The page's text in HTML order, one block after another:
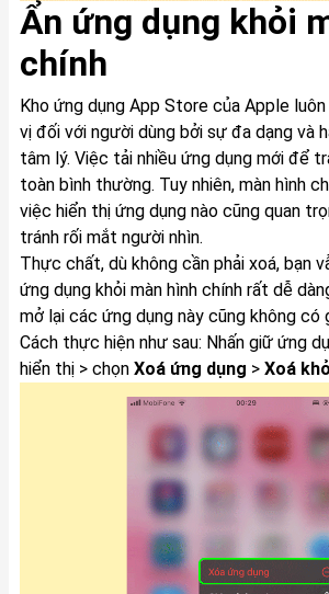
Ẩn ứng dụng khỏi
chính
Kho ứng dụng App Store của Apple
vị đối với người dùng bởi sự đa dạng và
tâm lý. Việc tải nhiều ứng dụng mới để
toàn bình thường. Tuy nhiên, màn hình
việc hiển thị ứng dụng nào cũng quan
tránh rối mắt người nhìn.
Thực chất, dù không cần phải xoá, bạn
ứng dụng khỏi màn hình chính rất dễ
mở lại các ứng dụng này cũng không có
Cách thực hiện như sau: Nhấn giữ ứng
hiển thị > chọn Xoá ứng dụng > Xoá